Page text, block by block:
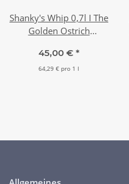
Shanky's Whip 0,7l I The
Golden Ostrich
Edition 2025
45,00 € *
64,29 € pro 1 l